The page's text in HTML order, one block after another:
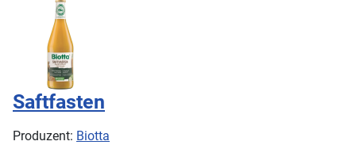
Saftfasten
Produzent: Biotta